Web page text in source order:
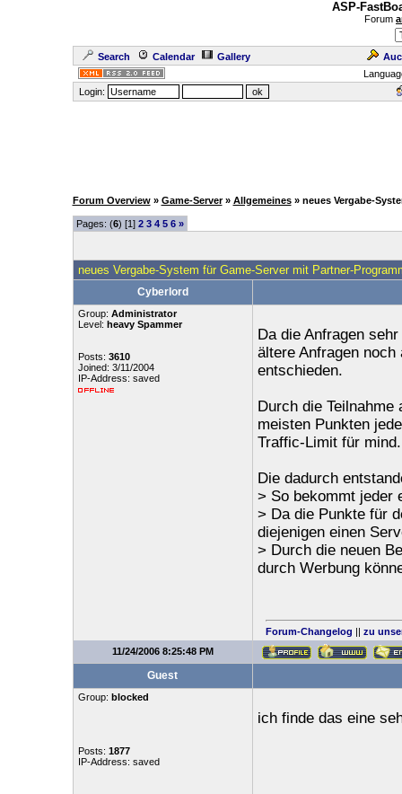
ASP-
Forum
Search Calendar Gallery
Login:
Forum Overview » Game-Server » Allgemeines » neues Vergabe-
Pages: (6) [1] 2 3 4 5 6 »
neues Vergabe-System für Game-Server mit Partner-
Cyberlord
Group: Administrator
Level: heavy Spammer
Posts: 3610
Joined: 3/11/2004
IP-Address: saved
Da die Anfragen
ältere Anfragen
entschieden.
Durch die
meisten Punkten
Traffic-Limit für
Die dadurch
> So bekommt jeder
> Da die Punkte für
diejenigen einen
> Durch die neuen
durch Werbung
Forum-Changelog || zu
11/24/2006 8:25:48 PM
Guest
Group: blocked
Posts: 1877
IP-Address: saved
ich finde das eine